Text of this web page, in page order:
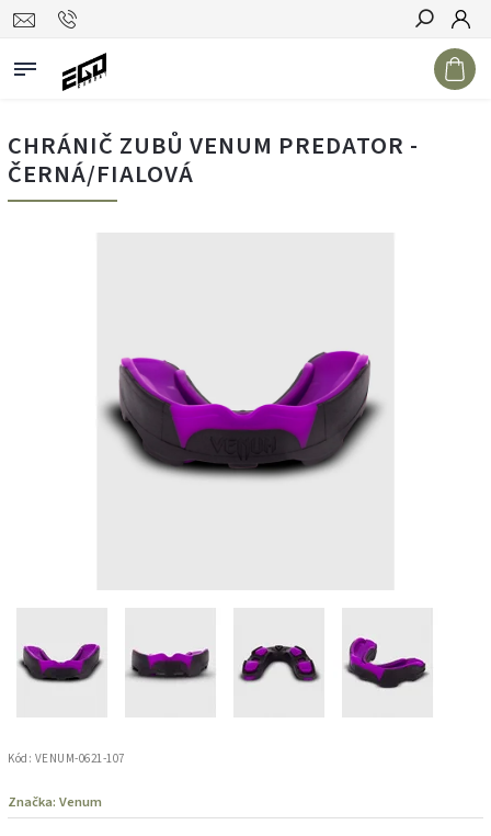
Hledat
CHRÁNIČ ZUBŮ VENUM PREDATOR -
ČERNÁ/FIALOVÁ
Kód: VENUM-0621-107
Značka: Venum